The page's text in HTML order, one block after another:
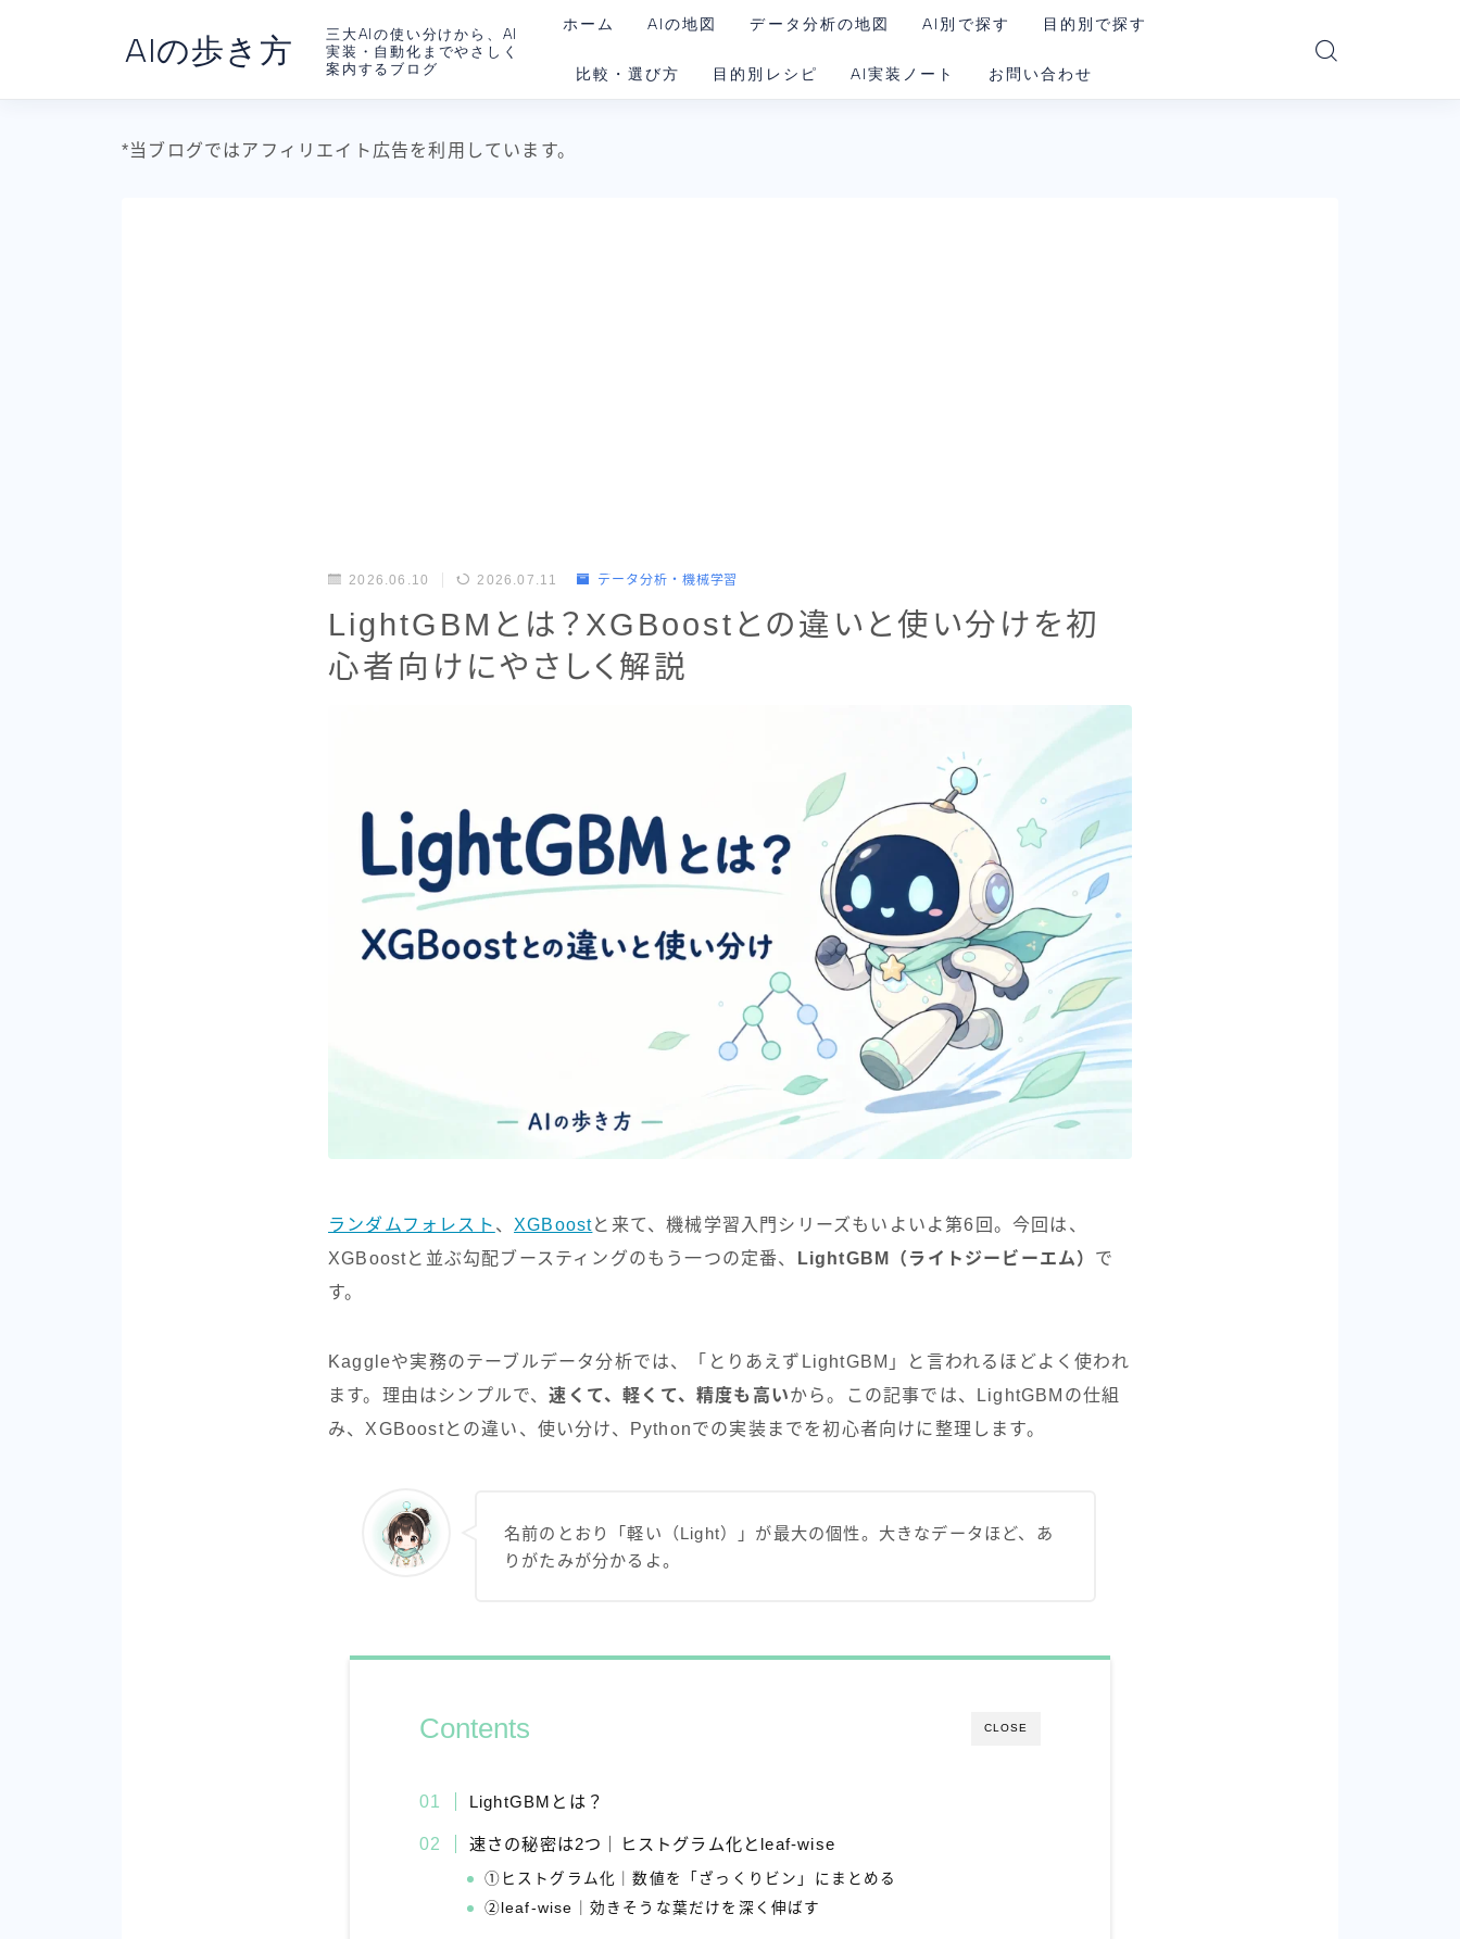
AIの歩き方
三大AIの使い分けから、AI
実装・自動化までやさしく
案内するブログ
ホーム AIの地図 データ分析の地図 AI別で探す
ChatGPT
目的別で探す
読む・要約AI
比較・選び方 目的別レシピ AI実装ノート お問い合わせ
*当ブログではアフィリエイト広告を利用しています。
2026.06.10 2026.07.11 データ分析・機械学習
LightGBMとは？XGBoostとの違いと使い分けを初
心者向けにやさしく解説
ランダムフォレスト 、 XGBoostと来て、機械学習入門シリーズもいよいよ第6回。今回は、
XGBoostと並ぶ勾配ブースティングのもう一つの定番、
LightGBM（ライトジービーエム） で
す。
Kaggleや実務のテーブルデータ分析では、「とりあえずLightGBM」と言われるほどよく使われ
ます。理由はシンプルで、速くて、軽くて、精度も高いから。この記事では、LightGBMの仕組
み、XGBoostとの違い、使い分け、Pythonでの実装までを初心者向けに整理します。
名前のとおり「軽い（Light）」が最大の個性。大きなデータほど、あ
りがたみが分かるよ。
CLOSE
Contents
LightGBMとは？
速さの秘密は2つ｜ヒストグラム化とleaf-wise
①ヒストグラム化｜数値を「ざっくりビン」にまとめる
②leaf-wise｜効きそうな葉だけを深く伸ばす